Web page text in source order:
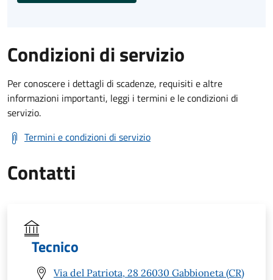
Condizioni di servizio
Per conoscere i dettagli di scadenze, requisiti e altre
informazioni importanti, leggi i termini e le condizioni di
servizio.
Termini e condizioni di servizio
Contatti
Tecnico
Via del Patriota, 28 26030 Gabbioneta (CR)